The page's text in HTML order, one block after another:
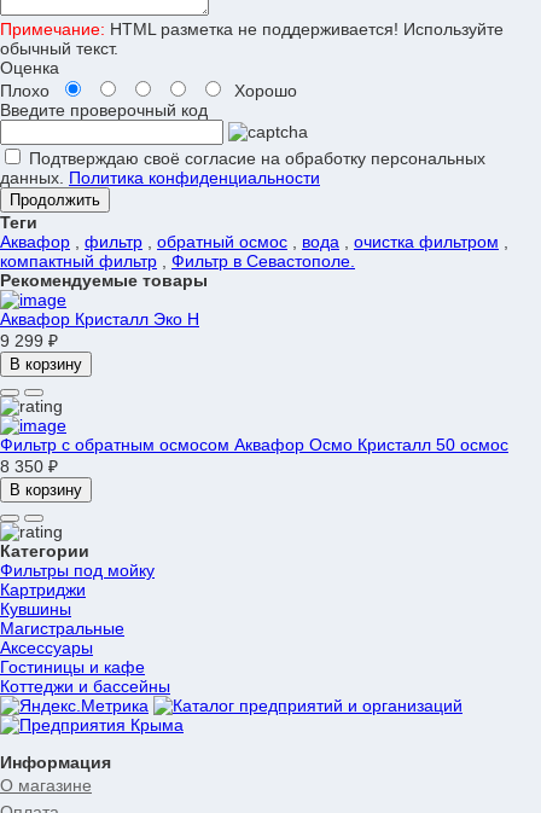
Примечание: HTML разметка не поддерживается! Используйте
обычный текст.
Оценка
Плохо
Хорошо
Введите проверочный код
Подтверждаю своё согласие на обработку персональных
данных. Политика конфиденциальности
Продолжить
Теги
Аквафор
фильтр обратный осмос вода очистка фильтром
компактный фильтр
Фильтр в Севастополе.
Рекомендуемые товары
Аквафор Кристалл Эко Н
9 299 ₽
В корзину
Фильтр с обратным осмосом Аквафор Осмо Кристалл 50 осмос
8 350 ₽
В корзину
Категории
Фильтры под мойку
Картриджи
Кувшины
Магистральные
Аксессуары
Гостиницы и кафе
Коттеджи и бассейны
Информация
О магазине